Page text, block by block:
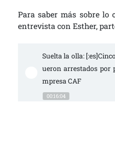
Para saber más sobre lo
entrevista con Esther,
Suelta la olla:
ueron arrestados por
mpresa CAF
00:16:04